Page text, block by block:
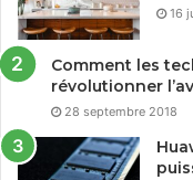
16
Comment les
révolutionner
28 septembre 2018